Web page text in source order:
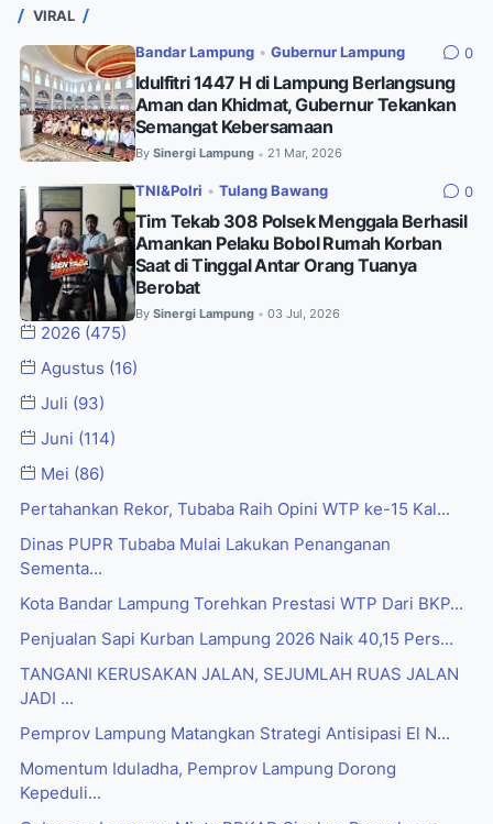
VIRAL
Bandar Lampung • Gubernur Lampung 0
Idulfitri 1447 H di Lampung Berlangsung
Aman dan Khidmat, Gubernur Tekankan
Semangat Kebersamaan
By Sinergi Lampung • 21 Mar, 2026
TNI&Polri • Tulang Bawang 0
Tim Tekab 308 Polsek Menggala Berhasil
Amankan Pelaku Bobol Rumah Korban
Saat di Tinggal Antar Orang Tuanya
Berobat
By Sinergi Lampung • 03 Jul, 2026
2026 (475)
Agustus (16)
Juli (93)
Juni (114)
Mei (86)
Pertahankan Rekor, Tubaba Raih Opini WTP ke-15 Kal...
Dinas PUPR Tubaba Mulai Lakukan Penanganan
Sementa...
Kota Bandar Lampung Torehkan Prestasi WTP Dari BKP...
Penjualan Sapi Kurban Lampung 2026 Naik 40,15 Pers...
TANGANI KERUSAKAN JALAN, SEJUMLAH RUAS JALAN
JADI ...
Pemprov Lampung Matangkan Strategi Antisipasi El N...
Momentum Iduladha, Pemprov Lampung Dorong
Kepeduli...